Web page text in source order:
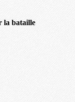
la bataille